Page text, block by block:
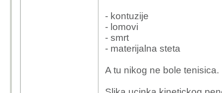
- kontuzije
- lomovi
- smrt
- materijalna steta
A tu nikog ne bole tenisica.